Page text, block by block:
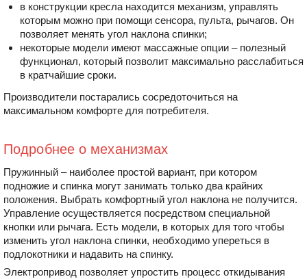
в конструкции кресла находится механизм, управлять
которым можно при помощи сенсора, пульта, рычагов. Он
позволяет менять угол наклона спинки;
некоторые модели имеют массажные опции – полезный
функционал, который позволит максимально расслабиться
в кратчайшие сроки.
Производители постарались сосредоточиться на
максимальном комфорте для потребителя.
Подробнее о механизмах
Пружинный – наиболее простой вариант, при котором
подножие и спинка могут занимать только два крайних
положения. Выбрать комфортный угол наклона не получится.
Управление осуществляется посредством специальной
кнопки или рычага. Есть модели, в которых для того чтобы
изменить угол наклона спинки, необходимо упереться в
подлокотники и надавить на спинку.
Электропривод позволяет упростить процесс откидывания